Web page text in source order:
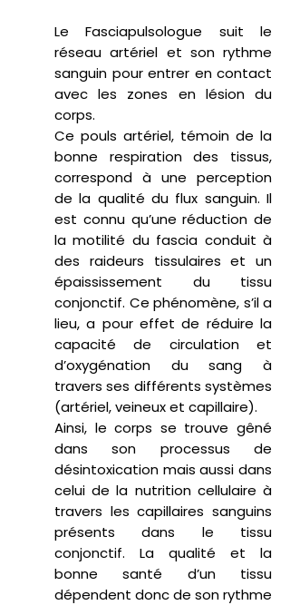
Le Fasciapulsologue suit le
réseau artériel et son rythme
sanguin pour entrer en contact
avec les zones en lésion du
corps.
Ce pouls artériel, témoin de la
bonne respiration des tissus,
correspond à une perception
de la qualité du flux sanguin. Il
est connu qu’une réduction de
la motilité du fascia conduit à
des raideurs tissulaires et un
épaississement du tissu
conjonctif. Ce phénomène, s’il a
lieu, a pour effet de réduire la
capacité de circulation et
d’oxygénation du sang à
travers ses différents systèmes
(artériel, veineux et capillaire).
Ainsi, le corps se trouve gêné
dans son processus de
désintoxication mais aussi dans
celui de la nutrition cellulaire à
travers les capillaires sanguins
présents dans le tissu
conjonctif. La qualité et la
bonne santé d’un tissu
dépendent donc de son rythme